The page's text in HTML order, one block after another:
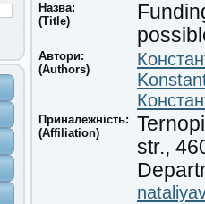
Назва:
(Title)
Автори:
(Authors)
Приналежність:
(Affiliation)
str.,